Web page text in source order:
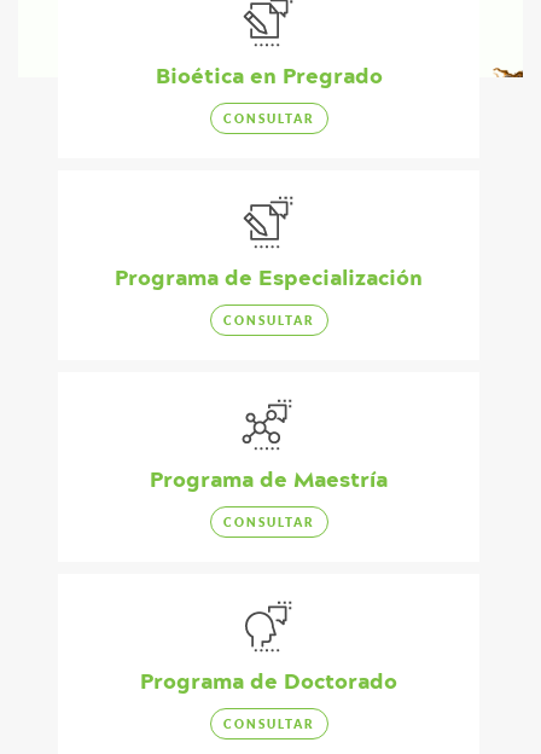
Bioética en Pregrado
CONSULTAR
Programa de Especialización
CONSULTAR
Programa de Maestría
CONSULTAR
Programa de Doctorado
CONSULTAR